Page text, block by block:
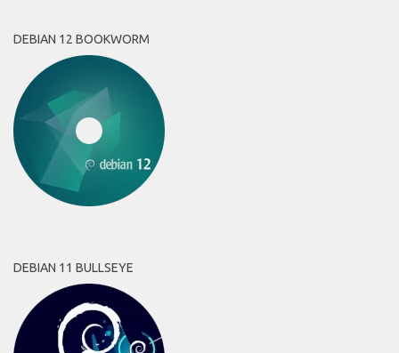
DEBIAN 12 BOOKWORM
DEBIAN 11 BULLSEYE